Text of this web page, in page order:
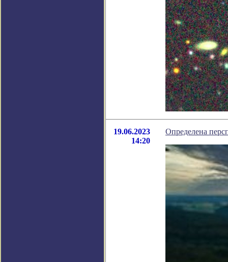
19.06.2023
14:20
Определена